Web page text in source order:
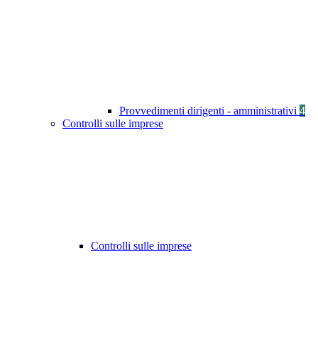
Provvedimenti dirigenti - amministrativi 4
Controlli sulle imprese
Controlli sulle imprese